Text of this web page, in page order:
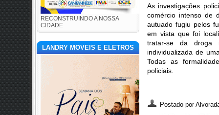
RECONSTRUINDO A NOSSA
CIDADE
LANDRY MOVEIS E ELETROS
As investigações
comércio intenso de
autuado fugiu pelos
em vista que foi
tratar-se da droga
individualizada de
Todas as
policiais.
Postado por